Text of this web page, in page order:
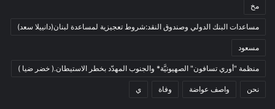
في مثل هذا اليوم
(79)
قصة
مخ
مساعدات البنك الدولي وصندوق النقد:شروط تعجيزية لمساعدة لبنان(دانييلا سعد)
مسعود
منظمة "أوري تسافون" الصهيونيَّة* والجنوب المهدّد بخطر الاستيطان.( خضر ضيا )
نحن واصف عواضة وفاة ي